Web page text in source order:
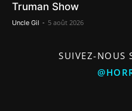
Truman Show
Uncle Gil - 5 août 2026
SUIVEZ-NOUS